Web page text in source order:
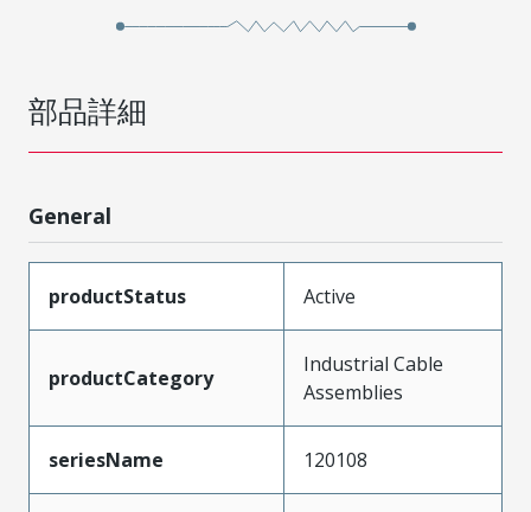
部品詳細
General
productStatus Active
productCategory
Industrial Cable
Assemblies
seriesName 120108